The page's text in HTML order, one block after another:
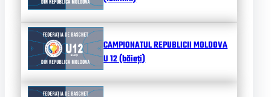
CAMPIONATUL REPUBLICII MOLDOVA
U 12 (băieți)